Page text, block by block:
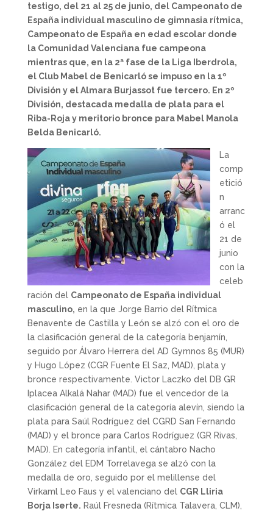
testigo, del 21 al 25 de junio, del Campeonato de
España individual masculino de gimnasia rítmica,
Campeonato de España en edad escolar donde
la Comunidad Valenciana fue campeona
mientras que, en la 2ª fase de la Liga Iberdrola,
el Club Mabel de Benicarló se impuso en la 1º
División y el Almara Burjassot fue tercero. En 2º
División, destacada medalla de plata para el
Riba-Roja y meritorio bronce para Mabel Manola
Belda Benicarló.
La
comp
etició
n
arranc
ó el
21 de
junio
con la
celeb
ración del Campeonato de España individual
masculino, en la que Jorge Barrio del Rítmica
Benavente de Castilla y León se alzó con el oro de
la clasificación general de la categoría benjamín,
seguido por Álvaro Herrera del AD Gymnos 85 (MUR)
y Hugo López (CGR Fuente El Saz, MAD), plata y
bronce respectivamente. Victor Laczko del DB GR
Iplacea Alkalá Nahar (MAD) fue el vencedor de la
clasificación general de la categoría alevín, siendo la
plata para Saúl Rodríguez del CGRD San Fernando
(MAD) y el bronce para Carlos Rodríguez (GR Rivas,
MAD). En categoría infantil, el cántabro Nacho
González del EDM Torrelavega se alzó con la
medalla de oro, seguido por el melillense del
Virkaml Leo Faus y el valenciano del CGR Lliria
Borja Iserte. Raúl Fresneda (Rítmica Talavera, CLM),